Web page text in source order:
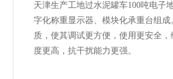
天津生产工地过水泥罐车100吨电子
字化称重显示器、模块化承重台组
质，使其调试更方便，使用更安全
度更高，抗干扰能力更强。